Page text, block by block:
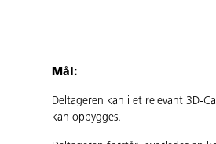
Mål:
Deltageren kan i et relevant 3D-
kan opbygges.